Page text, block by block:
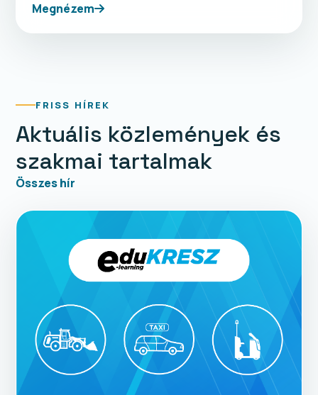
Megnézem
FRISS HÍREK
Aktuális közlemények és
szakmai tartalmak
Összes hír